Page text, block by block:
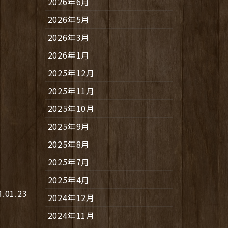
2026年5月
2026年3月
2026年1月
2025年12月
2025年11月
2025年10月
2025年9月
2025年8月
2025年7月
2025年4月
2024年12月
2024年11月